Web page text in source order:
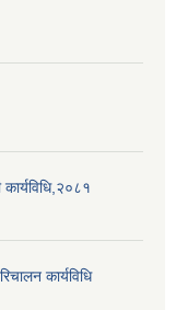
कार्यविधि